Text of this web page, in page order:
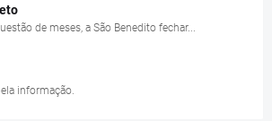
de meses, a São Benedito fechar...
informação.